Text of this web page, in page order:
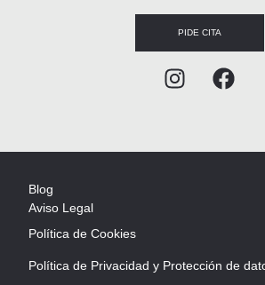
PIDE CITA
Blog
Aviso Legal
Política de Cookies
Política de Privacidad y Protección de